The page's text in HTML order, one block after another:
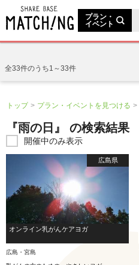
プラン・
イベント
全33件のうち1～33件
トップ プラン・イベントを見つける
『雨の日』 の検索結果
開催中のみ表示
広島県
オンライン乳がんケアヨガ
広島・宮島